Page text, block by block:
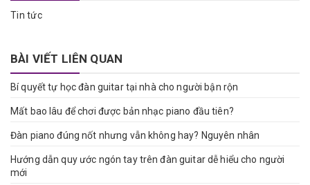
Tin tức
BÀI VIẾT LIÊN QUAN
Bí quyết tự học đàn guitar tại nhà cho người bận rộn
Mất bao lâu để chơi được bản nhạc piano đầu tiên?
Đàn piano đúng nốt nhưng vẫn không hay? Nguyên nhân
Hướng dẫn quy ước ngón tay trên đàn guitar dễ hiểu cho người
mới